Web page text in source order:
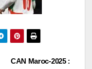
CAN Maroc-2025 :